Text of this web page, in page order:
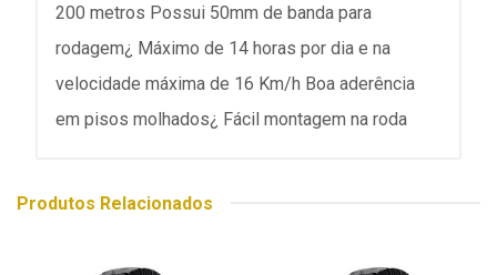
200 metros Possui 50mm de banda para
rodagem¿ Máximo de 14 horas por dia e na
velocidade máxima de 16 Km/h Boa aderência
em pisos molhados¿ Fácil montagem na roda
Produtos Relacionados